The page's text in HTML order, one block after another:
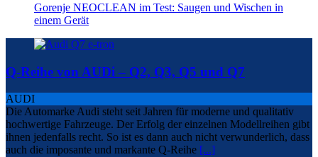
Gorenje NEOCLEAN im Test: Saugen und Wischen in
einem Gerät
Q-Reihe von AUDi – Q2, Q3, Q5 und Q7
AUDI
Die Automarke Audi steht seit Jahren für moderne und qualitativ
hochwertige Fahrzeuge. Der Erfolg der einzelnen Modellreihen gibt
ihnen jedenfalls recht. So ist es dann auch nicht verwunderlich, dass
auch die imposante und markante Q-Reihe [...]